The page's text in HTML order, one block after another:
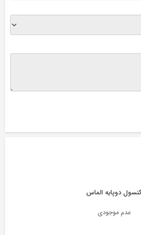
کنسول دوپایه الماس
عدم موجودی